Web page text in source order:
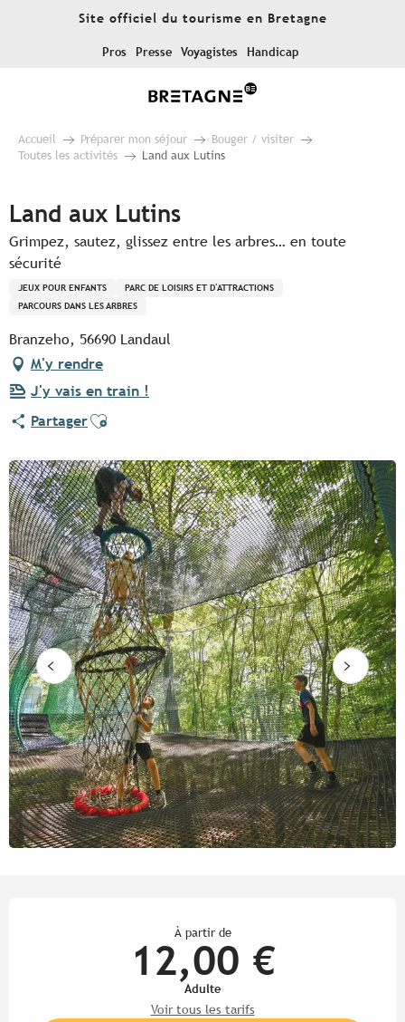
Site officiel du tourisme en Bretagne
Pros Presse Voyagistes Handicap
Accueil Préparer mon séjour
Bouger / visiter
Toutes les activités
Land aux Lutins
Land aux Lutins
Grimpez, sautez, glissez entre les arbres… en toute
sécurité
JEUX POUR ENFANTS
PARC DE LOISIRS ET D'ATTRACTIONS
PARCOURS DANS LES ARBRES
Branzeho, 56690 Landaul
M'y rendre
J'y vais en train !
PartagerAjouter aux favoris
À partir de
12,00 €
Adulte
Voir tous les tarifs